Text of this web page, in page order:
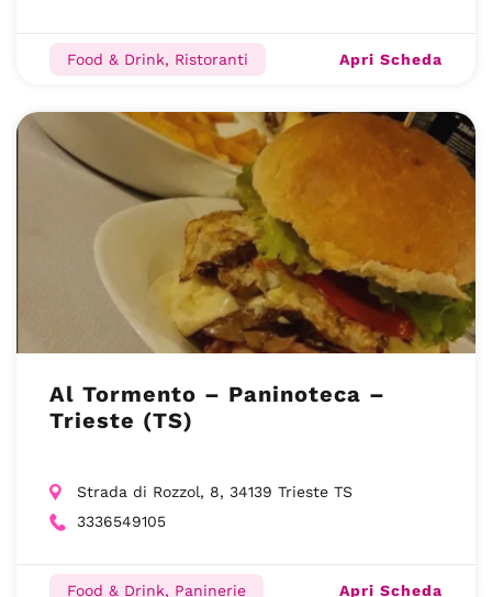
Food & Drink, Ristoranti Apri Scheda
Al Tormento – Paninoteca –
Trieste (TS)
Strada di Rozzol, 8, 34139 Trieste TS
3336549105
Food & Drink, Paninerie Apri Scheda